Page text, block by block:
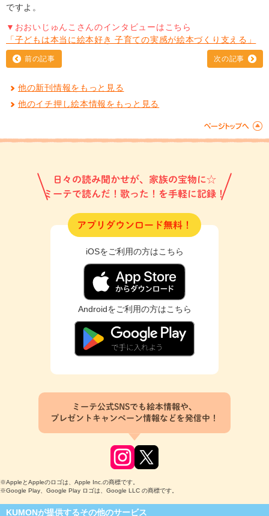
ですよ。
▼おおいじゅんこさんのインタビューはこちら
「子どもは本当に絵本好き 子育ての実感が絵本づくり支える」
前の記事 次の記事
他の新刊情報をもっと見る
他のイチ押し絵本情報をもっと見る
日々の読み聞かせが、家族の宝物に☆
ミーテで読んだ！歌った！を手軽に記録！
アプリダウンロード無料！
iOSをご利用の方はこちら
Androidをご利用の方はこちら
ミーテ公式SNSでも絵本情報や、
プレゼントキャンペーン情報などを発信中！
※AppleとAppleのロゴは、Apple Inc.の商標です。
※Google Play、Google Play ロゴは、Google LLC の商標です。
KUMONが提供するその他のサービス